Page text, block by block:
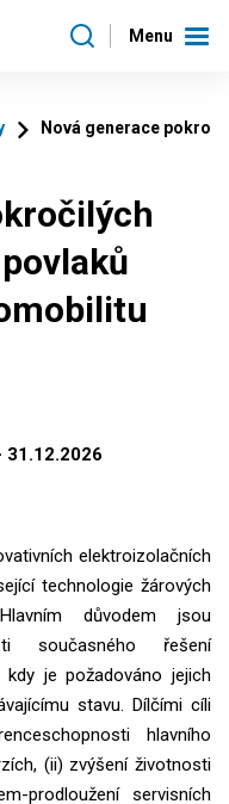
Menu
Nová generace
31.12.2026
elektroizolačních
technologie žárových
důvodem jsou
současného řešení
je požadováno jejich
stavu. Dílčími cíli
hlavního
(ii) zvýšení životnosti
prodloužení servisních